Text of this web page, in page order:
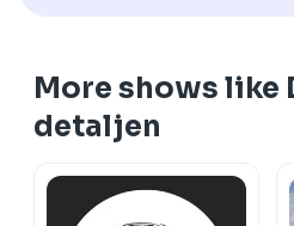
More shows like
detaljen